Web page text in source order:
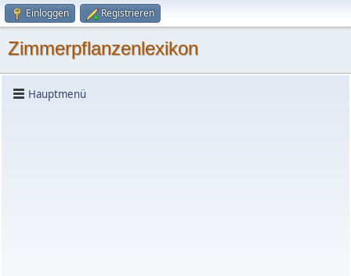
Einloggen Registrieren
Zimmerpflanzenlexikon
Hauptmenü